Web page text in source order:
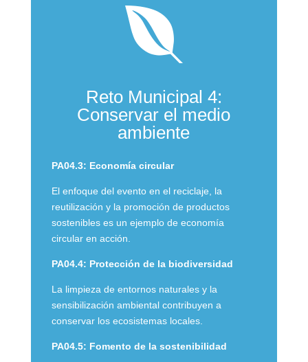

Reto Municipal 4:
Conservar el medio
ambiente
PA04.3: Economía circular
El enfoque del evento en el reciclaje, la
reutilización y la promoción de productos
sostenibles es un ejemplo de economía
circular en acción.
PA04.4: Protección de la biodiversidad
La limpieza de entornos naturales y la
sensibilización ambiental contribuyen a
conservar los ecosistemas locales.
PA04.5: Fomento de la sostenibilidad